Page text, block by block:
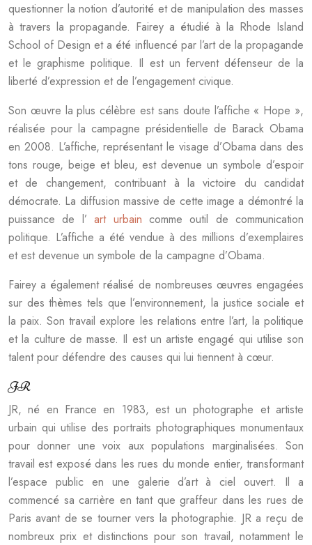
questionner la notion d’autorité et de manipulation des masses
à travers la propagande. Fairey a étudié à la Rhode Island
School of Design et a été influencé par l’art de la propagande
et le graphisme politique. Il est un fervent défenseur de la
liberté d’expression et de l’engagement civique.
Son œuvre la plus célèbre est sans doute l’affiche « Hope »,
réalisée pour la campagne présidentielle de Barack Obama
en 2008. L’affiche, représentant le visage d’Obama dans des
tons rouge, beige et bleu, est devenue un symbole d’espoir
et de changement, contribuant à la victoire du candidat
démocrate. La diffusion massive de cette image a démontré la
puissance de l’art urbain comme outil de communication
politique. L’affiche a été vendue à des millions d’exemplaires
et est devenue un symbole de la campagne d’Obama.
Fairey a également réalisé de nombreuses œuvres engagées
sur des thèmes tels que l’environnement, la justice sociale et
la paix. Son travail explore les relations entre l’art, la politique
et la culture de masse. Il est un artiste engagé qui utilise son
talent pour défendre des causes qui lui tiennent à cœur.
JR
JR, né en France en 1983, est un photographe et artiste
urbain qui utilise des portraits photographiques monumentaux
pour donner une voix aux populations marginalisées. Son
travail est exposé dans les rues du monde entier, transformant
l’espace public en une galerie d’art à ciel ouvert. Il a
commencé sa carrière en tant que graffeur dans les rues de
Paris avant de se tourner vers la photographie. JR a reçu de
nombreux prix et distinctions pour son travail, notamment le